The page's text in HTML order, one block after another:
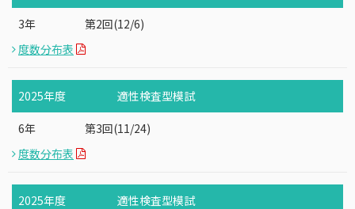
3年
第2回(12/6)
度数分布表
2025年度 適性検査型模試
6年
第3回(11/24)
度数分布表
2025年度 適性検査型模試